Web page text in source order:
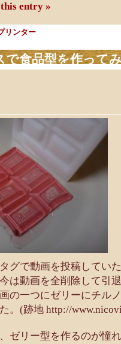
entry »
リンター
で食品型を作って
グで動画を投稿してい
は動画を全削除して引
の一つにゼリーにチル
。(跡地 http://
ゼリー型を作るのが憧